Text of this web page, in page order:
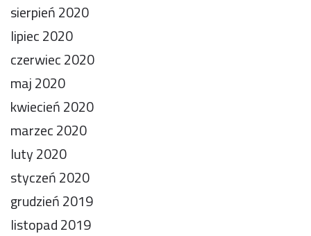
sierpień 2020
lipiec 2020
czerwiec 2020
maj 2020
kwiecień 2020
marzec 2020
luty 2020
styczeń 2020
grudzień 2019
listopad 2019